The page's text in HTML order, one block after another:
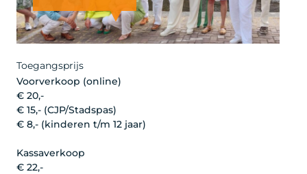
Toegangsprijs
Voorverkoop (online)
€ 20,-
€ 15,- (CJP/Stadspas)
€ 8,- (kinderen t/m 12 jaar)
Kassaverkoop
€ 22,-